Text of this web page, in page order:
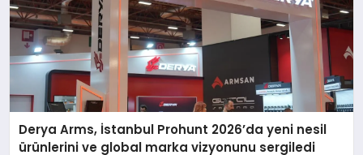
Derya Arms, İstanbul Prohunt 2026’da yeni nesil
ürünlerini ve global marka vizyonunu sergiledi